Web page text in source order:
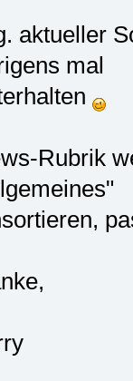
aktueller
mal
Rubrik